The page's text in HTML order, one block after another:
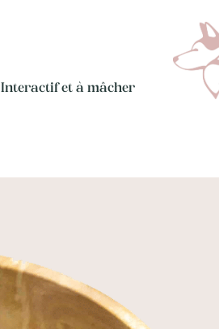
Interactif et à mâcher